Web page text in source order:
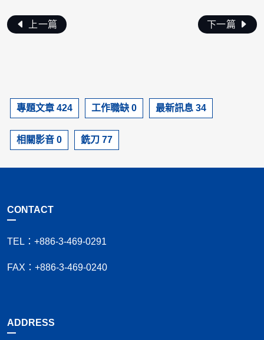
上一篇 下一篇
專題文章 424 工作職缺 0 最新訊息 34
相關影音 0 銑刀 77
CONTACT
TEL：+886-3-469-0291
FAX：+886-3-469-0240
ADDRESS